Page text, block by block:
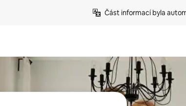
Část informací byla